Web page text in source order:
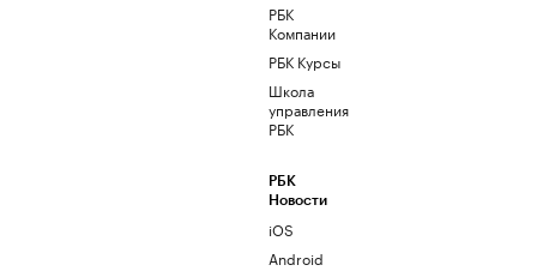
РБК
Компании
РБК Курсы
Школа
управления
РБК
РБК
Новости
iOS
Android